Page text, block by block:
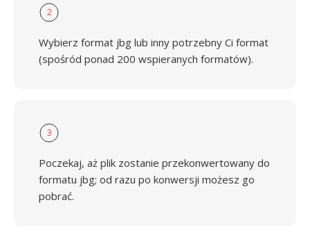
2
Wybierz format jbg lub inny potrzebny Ci format
(spośród ponad 200 wspieranych formatów).
3
Poczekaj, aż plik zostanie przekonwertowany do
formatu jbg; od razu po konwersji możesz go
pobrać.